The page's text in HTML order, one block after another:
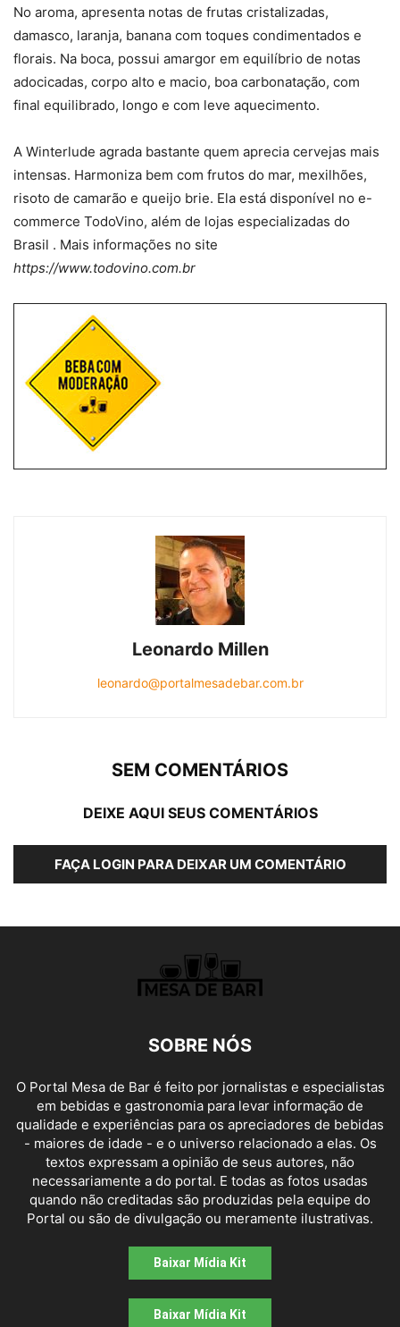
No aroma, apresenta notas de frutas cristalizadas,
damasco, laranja, banana com toques condimentados e
florais. Na boca, possui amargor em equilíbrio de notas
adocicadas, corpo alto e macio, boa carbonatação, com
final equilibrado, longo e com leve aquecimento.
A Winterlude agrada bastante quem aprecia cervejas mais
intensas. Harmoniza bem com frutos do mar, mexilhões,
risoto de camarão e queijo brie. Ela está disponível no e-
commerce TodoVino, além de lojas especializadas do
Brasil . Mais informações no site
https://www.todovino.com.br
Leonardo Millen
leonardo@portalmesadebar.com.br
SEM COMENTÁRIOS
DEIXE AQUI SEUS COMENTÁRIOS
FAÇA LOGIN PARA DEIXAR UM COMENTÁRIO
SOBRE NÓS
O Portal Mesa de Bar é feito por jornalistas e especialistas
em bebidas e gastronomia para levar informação de
qualidade e experiências para os apreciadores de bebidas
- maiores de idade - e o universo relacionado a elas. Os
textos expressam a opinião de seus autores, não
necessariamente a do portal. E todas as fotos usadas
quando não creditadas são produzidas pela equipe do
Portal ou são de divulgação ou meramente ilustrativas.
Baixar Mídia Kit
Baixar Mídia Kit